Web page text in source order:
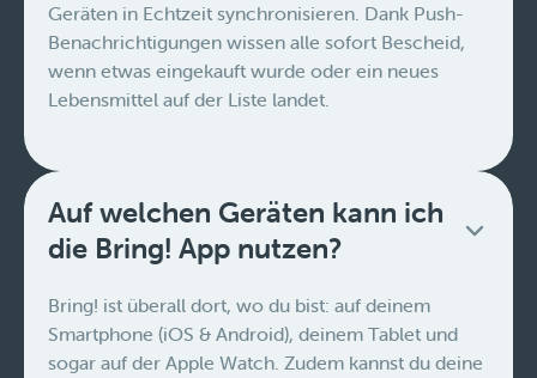
Geräten in Echtzeit synchronisieren. Dank Push-
Benachrichtigungen wissen alle sofort Bescheid,
wenn etwas eingekauft wurde oder ein neues
Lebensmittel auf der Liste landet.
Auf welchen Geräten kann ich
die Bring! App nutzen?
Bring! ist überall dort, wo du bist: auf deinem
Smartphone (iOS & Android), deinem Tablet und
sogar auf der Apple Watch. Zudem kannst du deine